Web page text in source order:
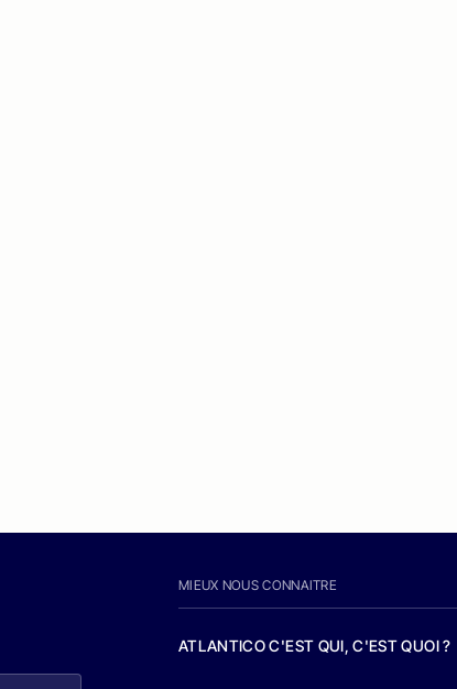
MIEUX NOUS CONNAITRE
ATLANTICO C'EST QUI, C'EST QUOI ?